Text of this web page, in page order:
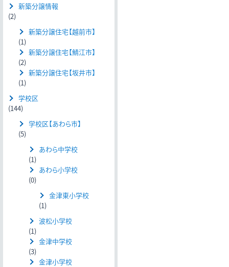
新築分譲情報
(2)
新築分譲住宅【越前市】
(1)
新築分譲住宅【鯖江市】
(2)
新築分譲住宅【坂井市】
(1)
学校区
(144)
学校区【あわら市】
(5)
あわら中学校
(1)
あわら小学校
(0)
金津東小学校
(1)
波松小学校
(1)
金津中学校
(3)
金津小学校